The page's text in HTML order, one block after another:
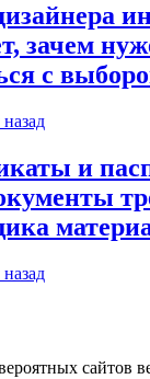
зачем
с
и
сайтов